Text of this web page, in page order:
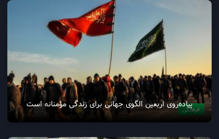
فرهنگی
پیاده‌روی اربعین الگوی جهانی برای زندگی مؤمنانه است